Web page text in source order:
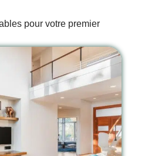
pour votre premier